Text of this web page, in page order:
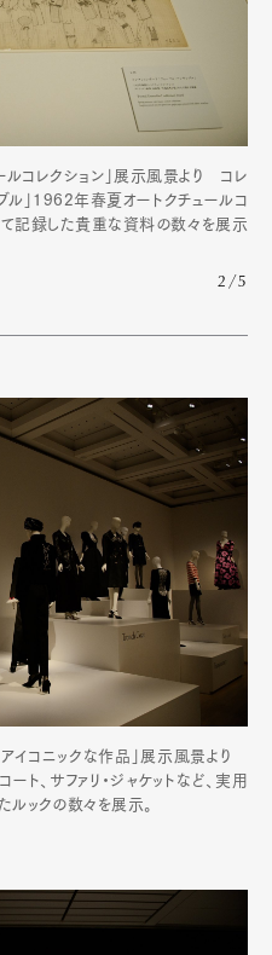
コレクション」展示風景より コレ
ル」1962年春夏オートクチュールコ
記録した貴重な資料の数々を展示
2/5
イコニックな作品」展示風景より
ト、サファリ・ジャケットなど、実用
ルックの数々を展示。